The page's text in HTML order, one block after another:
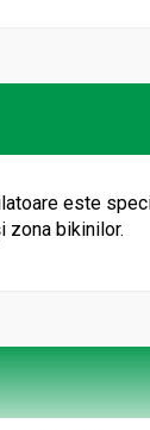
este
zona bikinilor.